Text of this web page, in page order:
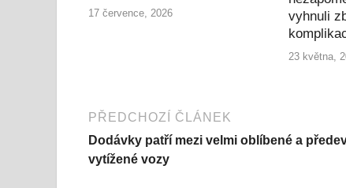
17 července, 2026
vyhnuli
23 května,
PŘEDCHOZÍ ČLÁNEK
Dodávky patří mezi velmi oblíbené a
vytížené vozy